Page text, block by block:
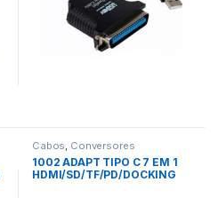
Cabos Conversores
1002 ADAPT TIPO C 7 EM 1
HDMI/SD/TF/PD/DOCKING